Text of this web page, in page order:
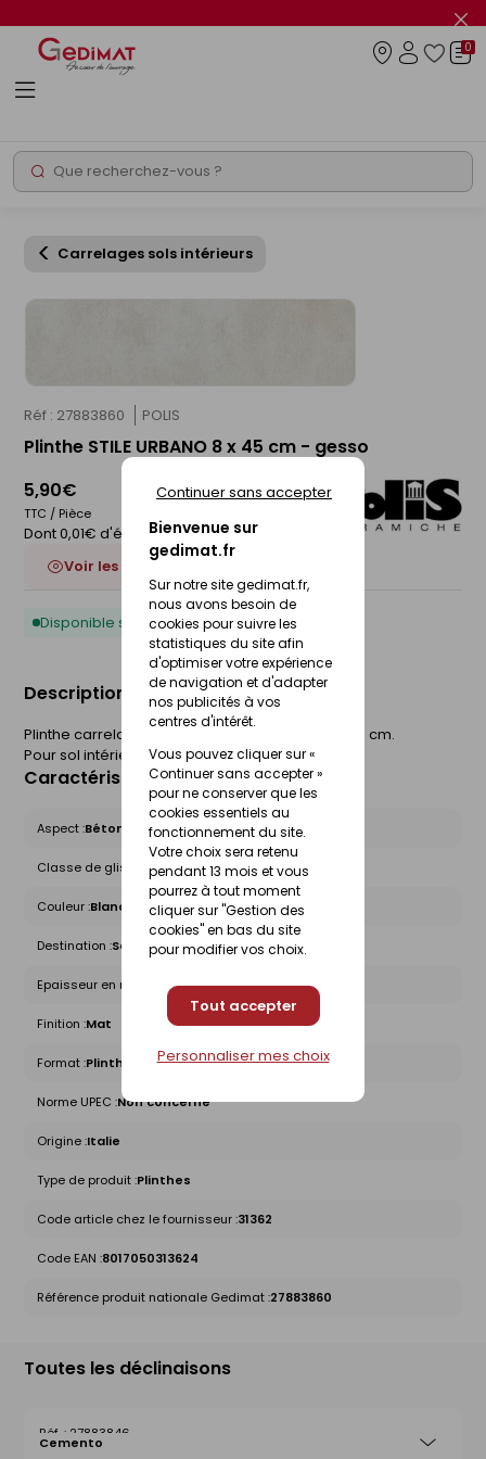
Bienvenue sur
gedimat.fr
Sur notre site gedimat.fr,
nous avons besoin de
cookies pour suivre les
statistiques du site afin
d'optimiser votre expérience
de navigation et d'adapter
nos publicités à vos
centres d'intérêt.
Vous pouvez cliquer sur «
Continuer sans accepter »
pour ne conserver que les
cookies essentiels au
fonctionnement du site.
Votre choix sera retenu
pendant 13 mois et vous
pourrez à tout moment
cliquer sur "Gestion des
cookies" en bas du site
pour modifier vos choix.
Tout accepter
Continuer sans accepter
Personnaliser mes choix
le
info
Rechercher
0
Carrelages sols intérieurs
Réf : 27883860 POLIS
Plinthe STILE URBANO 8 x 45 cm - gesso
5,90€
TTC / Pièce
Dont 0,01€ d'éco-participation
Voir les 3 déclinaisons
Disponible sous 10 jours
Description du produit
Plinthe carrelage pour sol STILE URBANO. l.8 x L.45 cm.
Pour sol intérieur.
Caractéristiques du produit
Aspect :Béton
Classe de glissance (R) :Non concerné
Couleur :Blanc
Destination :Sol intérieur
Epaisseur en mm :
Finition :Mat
Format :Plinthe
Norme UPEC :Non concerné
Origine :Italie
Type de produit :Plinthes
Code article chez le fournisseur :31362
Code EAN :8017050313624
Référence produit nationale Gedimat :27883860
Toutes les déclinaisons
27883846
Cemento